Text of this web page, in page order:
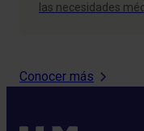
las necesidades
Conocer más